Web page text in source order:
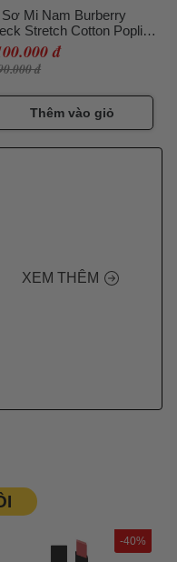
Mi Nam Burberry
Stretch Cotton Poplin
Russet Brown 8004535
Nâu Size M
đ
đ
Thêm vào giỏ
XEM THÊM
-40%